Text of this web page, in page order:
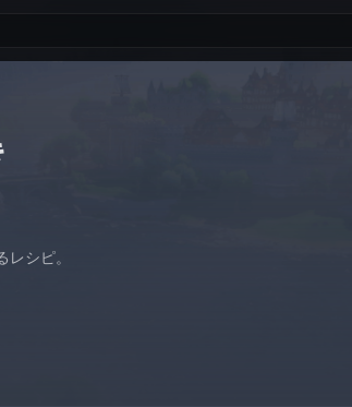
レシピ。